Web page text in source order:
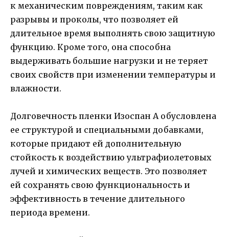
к механическим повреждениям, таким как
разрывы и проколы, что позволяет ей
длительное время выполнять свою защитную
функцию. Кроме того, она способна
выдерживать большие нагрузки и не теряет
своих свойств при изменении температуры и
влажности.
Долговечность пленки Изоспан A обусловлена
ее структурой и специальными добавками,
которые придают ей дополнительную
стойкость к воздействию ультрафиолетовых
лучей и химических веществ. Это позволяет
ей сохранять свою функциональность и
эффективность в течение длительного
периода времени.